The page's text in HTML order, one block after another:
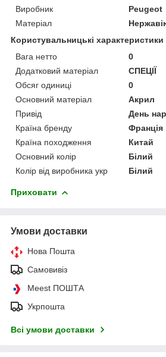
Виробник
Peugeot
Матеріал
Користувальницькі характеристики
Вага нетто
0
Додатковий матеріал
СПЕЦІЇ
Обсяг одиниці
0
Основний матеріал
Акрил
Привід
День
Країна бренду
Франція
Країна походження
Китай
Основний колір
Білий
Колір від виробника укр
Білий
Приховати
Умови доставки
Нова Пошта
Самовивіз
Meest ПОШТА
Укрпошта
Всі умови доставки